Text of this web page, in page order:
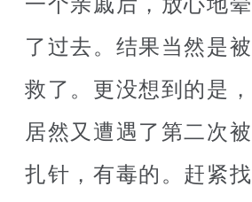
了过去。结果当然是被
救了。更没想到的是，
居然又遭遇了第二次被
扎针，有毒的。赶紧找